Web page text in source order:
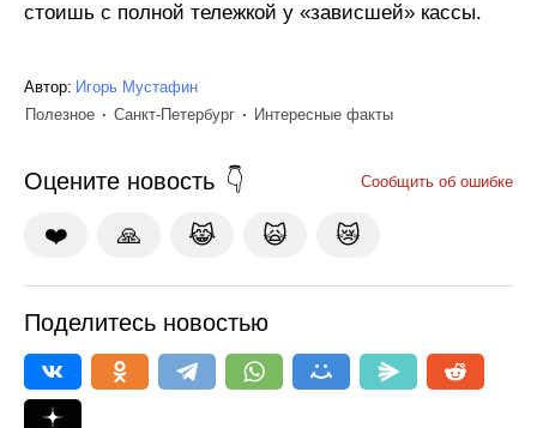
стоишь с полной тележкой у «зависшей» кассы.
Автор: Игорь Мустафин
Полезное
Санкт-Петербург Интересные факты
Оцените новость Сообщить об ошибке
❤️ 🙏 😹 🙀 😿
Поделитесь новостью